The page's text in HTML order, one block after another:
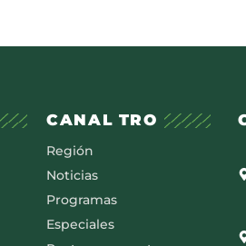
CANAL TRO
Región
Noticias
Programas
Especiales